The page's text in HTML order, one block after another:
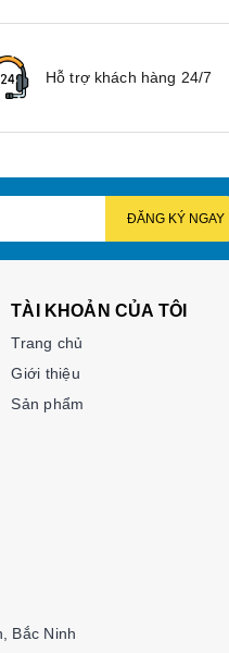
Hỗ trợ khách hàng 24/7
ĐĂNG KÝ NGAY
TÀI KHOẢN CỦA TÔI
Trang chủ
Giới thiệu
Sản phẩm
Bắc Ninh